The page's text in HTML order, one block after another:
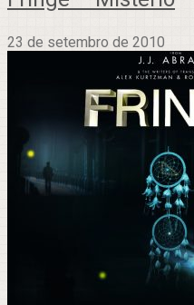
23 de setembro de 2010